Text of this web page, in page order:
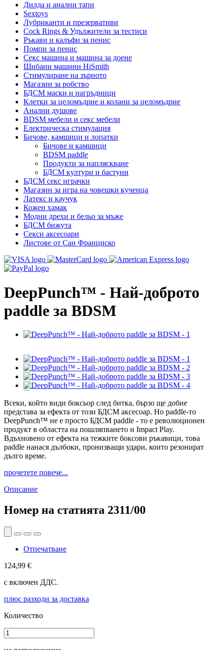
Дилда и анални тапи
Sextoys
Лубриканти и презервативи
Cock Rings & Удължители за тестиси
Ръкави и калъфи за пенис
Помпи за пенис
Секс машина и машина за доене
Шибани машини HiSmith
Стимулиране на зърното
Магазин за робство
БДСМ маски и нагръдници
Клетки за целомъдрие и колани за целомъдрие
Анални душове
BDSM мебели и секс мебели
Електрическа стимулация
Бичове, камшици и лопатки
Бичове и камшици
BDSM paddle
Продукти за напляскване
БДСМ култури и бастуни
БДСМ секс играчки
Магазин за игра на човешки кученца
Латекс и каучук
Кожен хамак
Модни дрехи и бельо за мъже
БДСМ бижута
Секси аксесоари
Листове от Сан Франциско
DeepPunch™ - Най-доброто
paddle за BDSM
Всеки, който види боксьор след битка, бързо ще добие
представа за ефекта от този БДСМ аксесоар. Но paddle-то
DeepPunch™ не е просто БДСМ paddle - то е революционен
продукт в областта на пошляпването и Impact Play.
Вдъхновено от ефекта на тежките боксови ръкавици, това
paddle нанася дълбоки, пронизващи удари, които резонират
дълго време.
прочетете повече...
Описание
Номер на статията 2311/00
Отпечатване
124,99 €
с включен ДДС.
плюс разходи за доставка
Количество